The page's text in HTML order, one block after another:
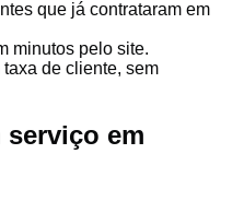
que já contrataram em
minutos pelo site.
de cliente, sem
em